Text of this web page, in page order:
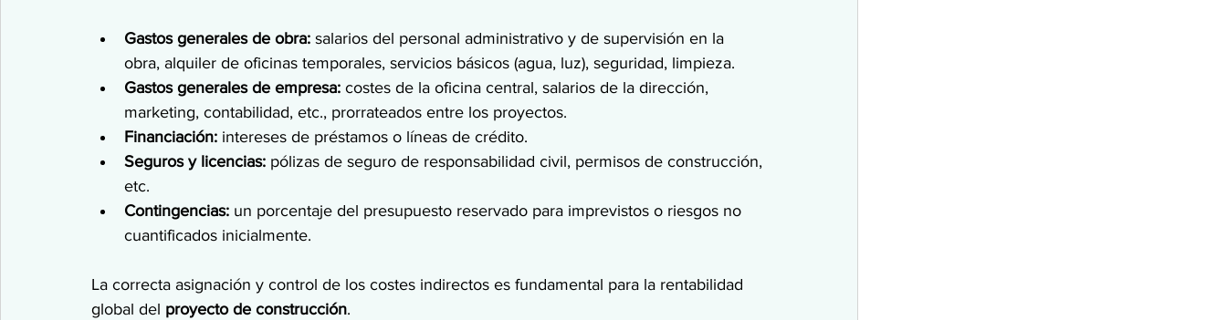
Gastos generales de obra: salarios del personal administrativo y de supervisión en la
obra, alquiler de oficinas temporales, servicios básicos (agua, luz), seguridad, limpieza.
Gastos generales de empresa: costes de la oficina central, salarios de la dirección,
marketing, contabilidad, etc., prorrateados entre los proyectos.
Financiación: intereses de préstamos o líneas de crédito.
Seguros y licencias: pólizas de seguro de responsabilidad civil, permisos de construcción,
etc.
Contingencias: un porcentaje del presupuesto reservado para imprevistos o riesgos no
cuantificados inicialmente.
La correcta asignación y control de los costes indirectos es fundamental para la rentabilidad
global del proyecto de construcción.